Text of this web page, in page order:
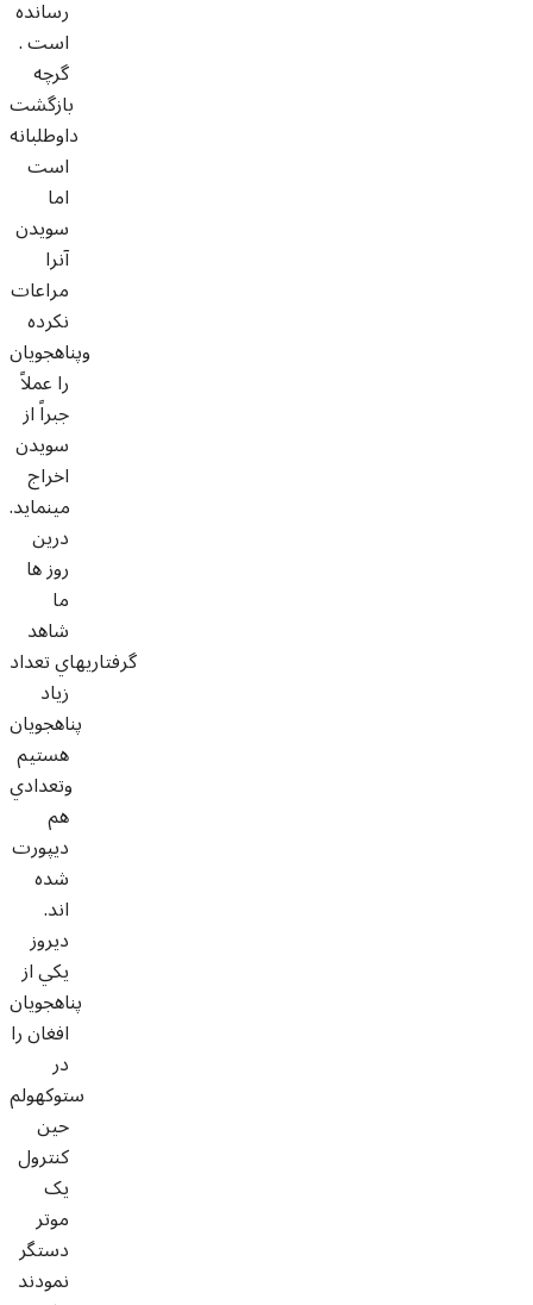
رسانده
است .
گرچه
بازگشت
داوطلبانه
است
اما
سويدن
آنرا
مراعات
نکرده
وپناهجويان
را عملاً
جبراً از
سويدن
اخراج
مينمايد.
درين
روز ها
ما
شاهد
گرفتاريهاي تعداد
زياد
پناهجويان
هستيم
وتعدادي
هم
ديپورت
شده
اند.
ديروز
يکي از
پناهجويان
افغان را
در
ستوکهولم
حين
کنترول
يک
موتر
دستگر
نمودند